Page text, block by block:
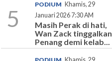
5
PODIUM Khamis, 29
Januari 2026 7:30 AM
Masih Perak di hati,
Wan Zack tinggalkan
Penang demi kelab...